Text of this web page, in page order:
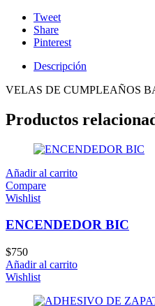
Tweet
Share
Pinterest
Descripción
VELAS DE CUMPLEAÑOS
Productos
Añadir al carrito
Compare
Wishlist
ENCENDEDOR BIC
$750
Añadir al carrito
Wishlist